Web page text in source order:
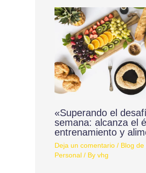
«Superando el
semana: alcanza el
entrenamiento y
Deja un comentario / Blog
Personal / By vhg